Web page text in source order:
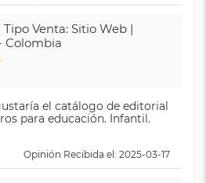
Tipo Venta: Sitio Web |
Colombia
el catálogo de editorial
para educación. Infantil.
Opinión Recibida el: 2025-03-17